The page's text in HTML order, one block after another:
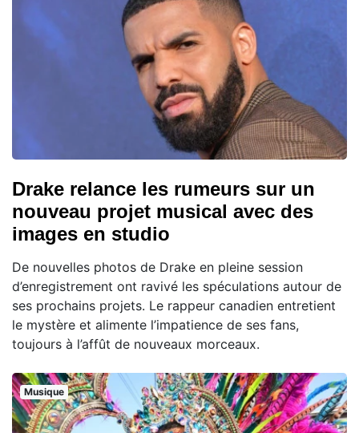
Drake relance les rumeurs sur un
nouveau projet musical avec des
images en studio
De nouvelles photos de Drake en pleine session
d’enregistrement ont ravivé les spéculations autour de
ses prochains projets. Le rappeur canadien entretient
le mystère et alimente l’impatience de ses fans,
toujours à l’affût de nouveaux morceaux.
Musique